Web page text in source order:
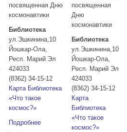
посвященная Дню
космонавтики
Библиотека
ул.Эшкинина,10
Йошкар-Ола,
Респ. Марий Эл
424033
(8362) 34-15-12
КартаБиблиотека
«Что такое
космос?»
Подробнее
посвященная
Дню
космонавтики
Библиотека
ул.Эшкинина,10
Йошкар-Ола,
Респ. Марий Эл
424033
(8362) 34-15-12
Карта
Библиотека
«Что такое
космос?»